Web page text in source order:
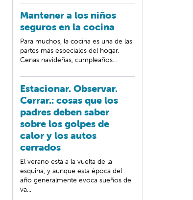
Mantener a los niños
seguros en la cocina
Para muchos, la cocina es una de las
partes más especiales del hogar.
Cenas navideñas, cumpleaños...
Estacionar. Observar.
Cerrar.: cosas que los
padres deben saber
sobre los golpes de
calor y los autos
cerrados
El verano está a la vuelta de la
esquina, y aunque esta época del
año generalmente evoca sueños de
va...